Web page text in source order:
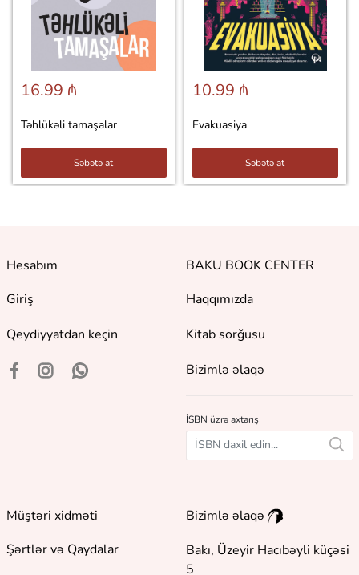
16.99 ₼
Təhlükəli tamaşalar
Səbətə at
10.99 ₼
Evakuasiya
Səbətə at
Hesabım
Giriş
Qeydiyyatdan keçin
BAKU BOOK CENTER
Haqqımızda
Kitab sorğusu
Bizimlə əlaqə
İSBN üzrə axtarış
Müştəri xidməti
Şərtlər və Qaydalar
Bizimlə əlaqə
Bakı, Üzeyir Hacıbəyli küçəsi
5